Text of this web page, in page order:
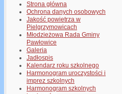
Strona główna
Ochrona danych osobowych
Jakość powietrza w
Pielgrzymowicach
Młodzieżowa Rada Gminy
Pawłowice
Galeria
Jadłospis
Kalendarz roku szkolnego
Harmonogram uroczystości i
imprez szkolnych
Harmonogram szkolnych